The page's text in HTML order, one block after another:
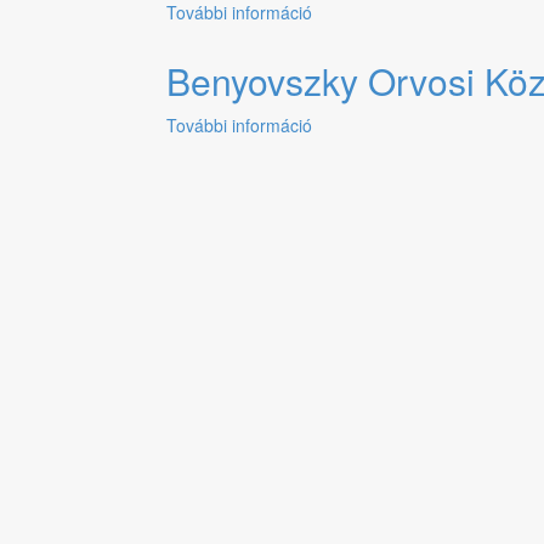
További információ
tartalommal
kapcsolatosan
Benyovszky Orvosi
További információ